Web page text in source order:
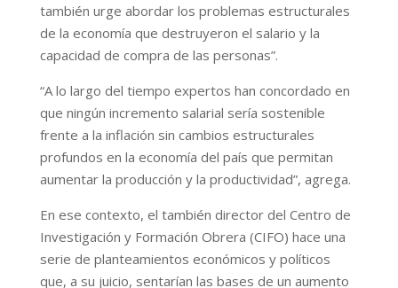
también urge abordar los problemas estructurales
de la economía que destruyeron el salario y la
capacidad de compra de las personas”.
“A lo largo del tiempo expertos han concordado en
que ningún incremento salarial sería sostenible
frente a la inflación sin cambios estructurales
profundos en la economía del país que permitan
aumentar la producción y la productividad”, agrega.
En ese contexto, el también director del Centro de
Investigación y Formación Obrera (CIFO) hace una
serie de planteamientos económicos y políticos
que, a su juicio, sentarían las bases de un aumento